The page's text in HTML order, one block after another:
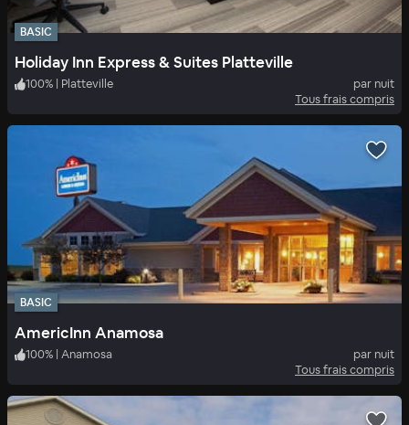
BASIC
Holiday Inn Express & Suites Platteville
100% | Platteville
par nuit
Tous frais compris
BASIC
AmericInn Anamosa
100% | Anamosa
par nuit
Tous frais compris